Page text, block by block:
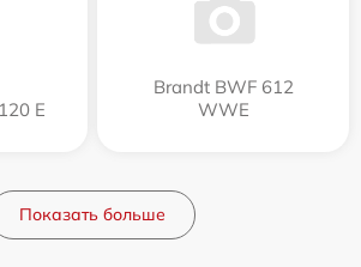
E
Brandt BWF 612
WWE
Показать больше